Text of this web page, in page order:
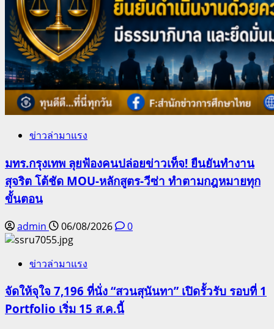
ข่าวล่ามาแรง
มทร.กรุงเทพ ลุยฟ้องคนปล่อยข่าวเท็จ! ยืนยันทำงาน
สุจริต โต้ชัด MOU-หลักสูตร-วีซ่า ทำตามกฎหมายทุก
ขั้นตอน
admin 06/08/2026 0
ข่าวล่ามาแรง
จัดให้จุใจ 7,196 ที่นั่ง “สวนสุนันทา” เปิดรั้วรับ รอบที่ 1
Portfolio เริ่ม 15 ส.ค.นี้